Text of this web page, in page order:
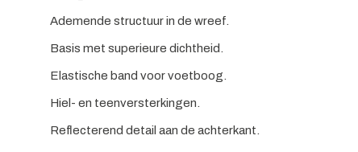
Ademende structuur in de wreef.
Basis met superieure dichtheid.
Elastische band voor voetboog.
Hiel- en teenversterkingen.
Reflecterend detail aan de achterkant.